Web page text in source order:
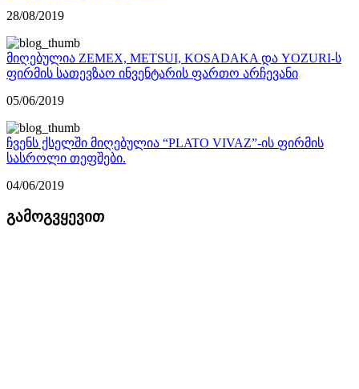
28/08/2019
მიღებულია ZEMEX, METSUI, KOSADAKA და YOZURI-ს
ფირმის სათევზაო ინვენტარის ფართო არჩევანი
05/06/2019
ჩვენს ქსელში მიღებულია “PLATO VIVAZ”-ის ფირმის
სასროლი თეფშები.
04/06/2019
გამოგვყევით